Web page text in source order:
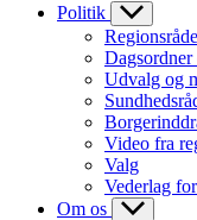
Politik
Dagsordner
Udvalg og
Video fra
Valg
Vederlag
Om os